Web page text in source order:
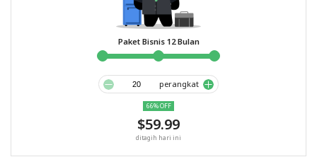
Paket Bisnis 12 Bulan
perangkat
66% OFF
$59.99
ditagih hari ini